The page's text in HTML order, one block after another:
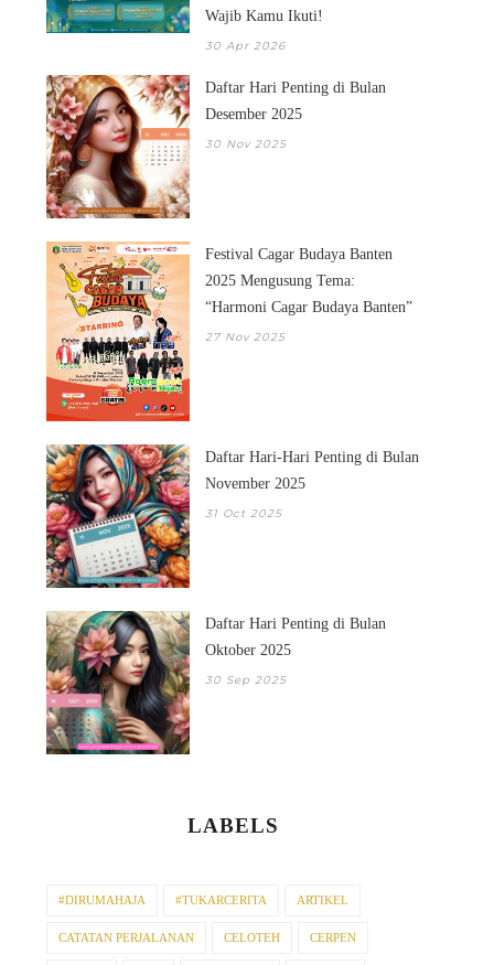
Wajib Kamu Ikuti!
30 Apr 2026
Daftar Hari Penting di Bulan
Desember 2025
30 Nov 2025
Festival Cagar Budaya Banten
2025 Mengusung Tema:
“Harmoni Cagar Budaya Banten”
27 Nov 2025
Daftar Hari-Hari Penting di Bulan
November 2025
31 Oct 2025
Daftar Hari Penting di Bulan
Oktober 2025
30 Sep 2025
LABELS
#DIRUMAHAJA #TUKARCERITA ARTIKEL
CATATAN PERJALANAN CELOTEH CERPEN